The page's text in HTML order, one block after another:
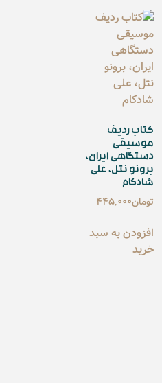
کتاب ردیف
موسیقی
دستگاهی ایران،
برونو نتل، علی
شادکام
تومان445,000
افزودن به سبد
خرید